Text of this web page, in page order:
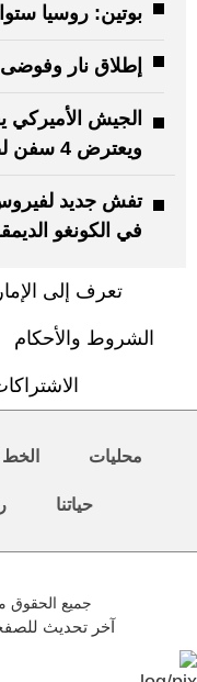
بوتين: روسيا
إطلاق نار
ويعترض 4 سفن لضمان الامتثال لحصار إيران
في الكونغو
تعرف إلى
الشروط والأحكام
محليات
حياتنا
جميع الحقوق محفوظة
آخر تحديث للصفحة تم